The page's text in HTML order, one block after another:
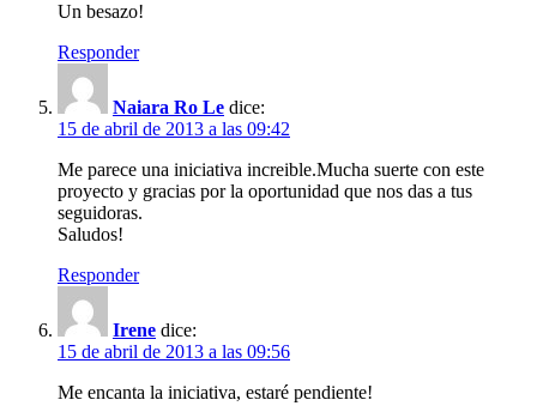
Un besazo!
Responder
Naiara Ro Le dice:
15 de abril de 2013 a las 09:42
Me parece una iniciativa increible.Mucha suerte con este
proyecto y gracias por la oportunidad que nos das a tus
seguidoras.
Saludos!
Responder
Irene dice:
15 de abril de 2013 a las 09:56
Me encanta la iniciativa, estaré pendiente!